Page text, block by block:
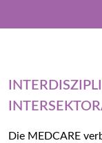
Die MEDCARE